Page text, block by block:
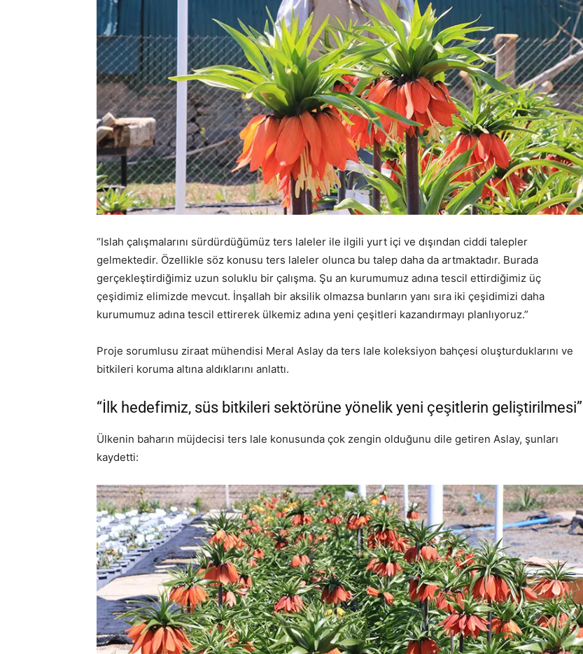
“Islah çalışmalarını sürdürdüğümüz ters laleler ile ilgili yurt içi ve dışından ciddi talepler
gelmektedir. Özellikle söz konusu ters laleler olunca bu talep daha da artmaktadır. Burada
gerçekleştirdiğimiz uzun soluklu bir çalışma. Şu an kurumumuz adına tescil ettirdiğimiz üç
çeşidimiz elimizde mevcut. İnşallah bir aksilik olmazsa bunların yanı sıra iki çeşidimizi daha
kurumumuz adına tescil ettirerek ülkemiz adına yeni çeşitleri kazandırmayı planlıyoruz.”
Proje sorumlusu ziraat mühendisi Meral Aslay da ters lale koleksiyon bahçesi oluşturduklarını ve
bitkileri koruma altına aldıklarını anlattı.
“İlk hedefimiz, süs bitkileri sektörüne yönelik yeni çeşitlerin geliştirilmesi”
Ülkenin baharın müjdecisi ters lale konusunda çok zengin olduğunu dile getiren Aslay, şunları
kaydetti: